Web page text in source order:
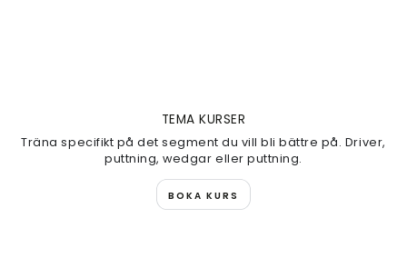
TEMA KURSER
Träna specifikt på det segment du vill bli bättre på. Driver,
puttning, wedgar eller puttning.
BOKA KURS